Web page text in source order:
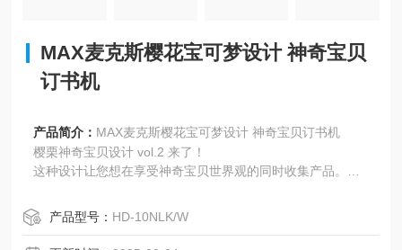
MAX麦克斯樱花宝可梦设计 神奇宝贝
订书机
产品简介： MAX麦克斯樱花宝可梦设计 神奇宝贝订书机
樱栗神奇宝贝设计 vol.2 来了！
这种设计让您想在享受神奇宝贝世界观的同时收集产品。
它有一个备用针袋，易于连续工作。
产品型号： HD-10NLK/W